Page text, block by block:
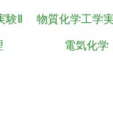
験Ⅱ
物質化学工学
電気化学